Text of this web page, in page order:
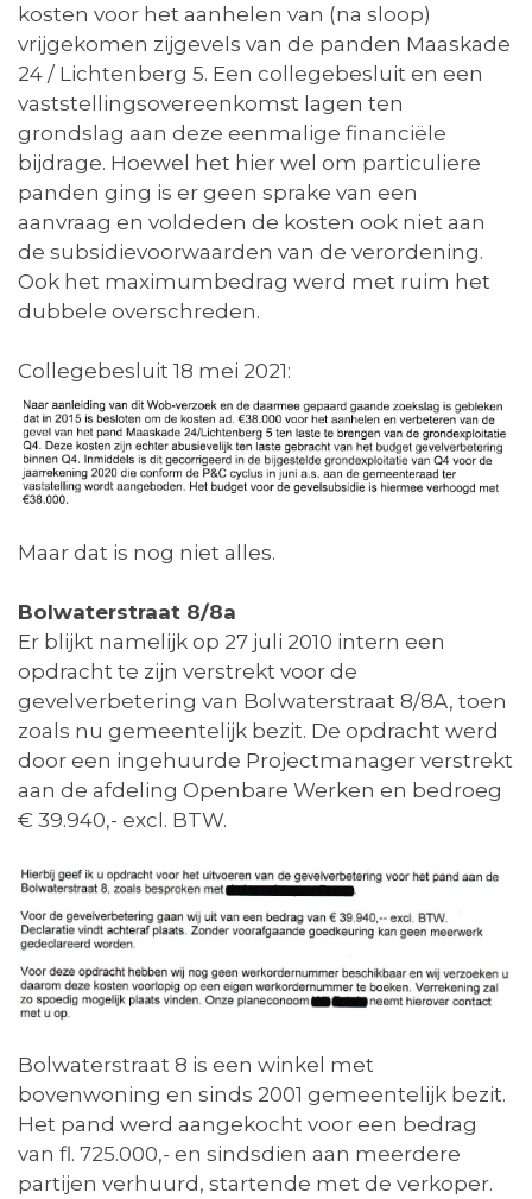
kosten voor het aanhelen van (na sloop)
vrijgekomen zijgevels van de panden Maaskade
24 / Lichtenberg 5. Een collegebesluit en een
vaststellingsovereenkomst lagen ten
grondslag aan deze eenmalige financiële
bijdrage. Hoewel het hier wel om particuliere
panden ging is er geen sprake van een
aanvraag en voldeden de kosten ook niet aan
de subsidievoorwaarden van de verordening.
Ook het maximumbedrag werd met ruim het
dubbele overschreden.
Collegebesluit 18 mei 2021:
Maar dat is nog niet alles.
Bolwaterstraat 8/8a
Er blijkt namelijk op 27 juli 2010 intern een
opdracht te zijn verstrekt voor de
gevelverbetering van Bolwaterstraat 8/8A, toen
zoals nu gemeentelijk bezit. De opdracht werd
door een ingehuurde Projectmanager verstrekt
aan de afdeling Openbare Werken en bedroeg
€ 39.940,- excl. BTW.
Bolwaterstraat 8 is een winkel met
bovenwoning en sinds 2001 gemeentelijk bezit.
Het pand werd aangekocht voor een bedrag
van fl. 725.000,- en sindsdien aan meerdere
partijen verhuurd, startende met de verkoper.